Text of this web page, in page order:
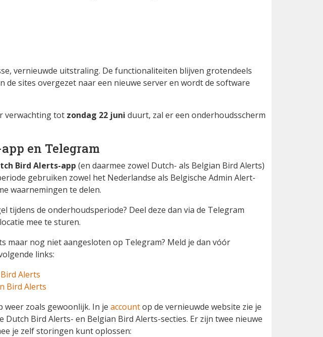
vernieuwde uitstraling. De functionaliteiten blijven grotendeels
de sites overgezet naar een nieuwe server en wordt de software
verwachting tot zondag 22 juni duurt, zal er een onderhoudsscherm
en Telegram
Bird Alerts-app (en daarmee zowel Dutch- als Belgian Bird Alerts)
gebruiken zowel het Nederlandse als Belgische Admin Alert-
waarnemingen te delen.
tijdens de onderhoudsperiode? Deel deze dan via de Telegram
mee te sturen.
maar nog niet aangesloten op Telegram? Meld je dan vóór
links:
Alerts
Bird Alerts
weer zoals gewoonlijk. In je accountop de vernieuwde website zie je
Dutch Bird Alerts- en Belgian Bird Alerts-secties. Er zijn twee nieuwe
je zelf storingen kunt oplossen: